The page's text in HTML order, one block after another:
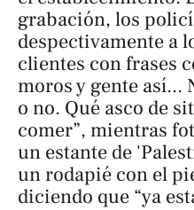
grabación, los
despectivamente a
clientes con frases
moros y gente así...
o no. Qué asco de
comer”, mientras
un estante de
un rodapié con el
diciendo que “ya